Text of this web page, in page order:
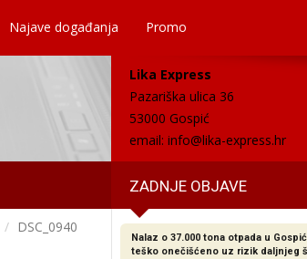
Najave događanja Promo
Lika Express
Pazariška ulica 36
53000 Gospić
email: info@lika-express.hr
ZADNJE OBJAVE
DSC_0940
Nalaz o 37.000 tona otpada u
teško onečišćeno uz rizik daljnjeg